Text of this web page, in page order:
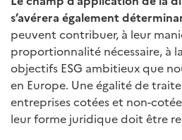
s’avérera également
peuvent contribuer, à leur
proportionnalité nécessaire, à
objectifs ESG ambitieux que
en Europe. Une égalité de
entreprises cotées et non-
leur forme juridique doit être